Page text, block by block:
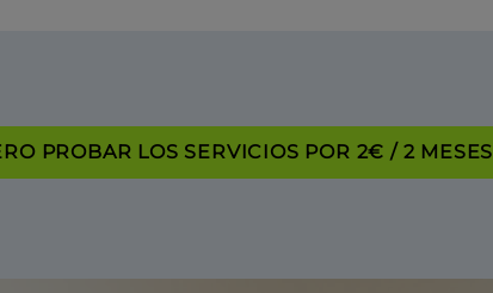
PROBAR LOS SERVICIOS POR 2€ / 2 MESES